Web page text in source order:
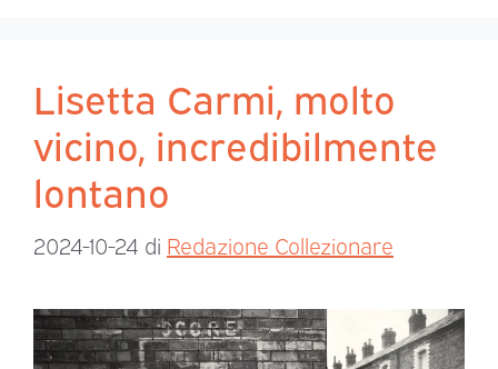
Lisetta Carmi, molto
vicino, incredibilmente
lontano
2024-10-24 di Redazione Collezionare